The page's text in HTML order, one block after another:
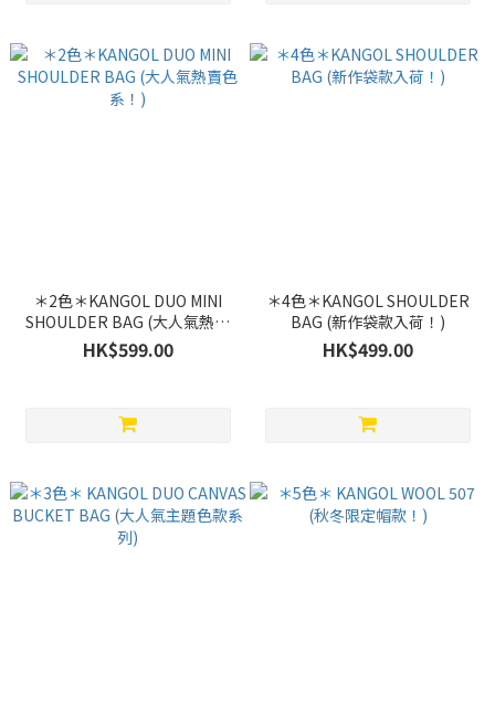
＊2色＊KANGOL DUO MINI
SHOULDER BAG (大人氣熱賣
色系！)
HK$599.00
＊4色＊KANGOL SHOULDER
BAG (新作袋款入荷！)
HK$499.00